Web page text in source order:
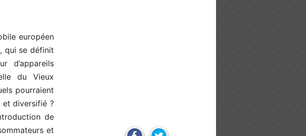
européen
qui se définit
d’appareils
du Vieux
pourraient
et diversifié ?
de
et